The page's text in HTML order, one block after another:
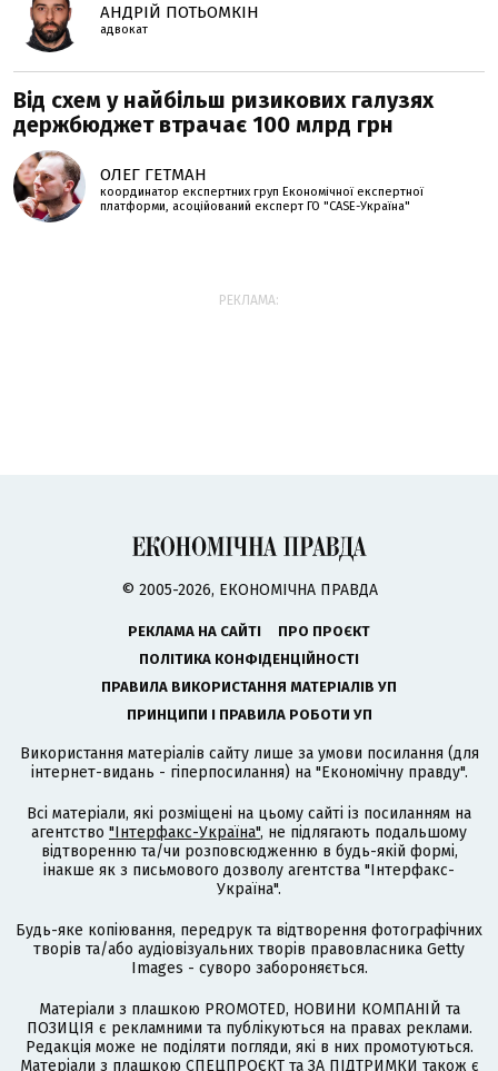
АНДРІЙ ПОТЬОМКІН
адвокат
Від схем у найбільш ризикових галузях
держбюджет втрачає 100 млрд грн
ОЛЕГ ГЕТМАН
координатор експертних груп Економічної експертної
платформи, асоційований експерт ГО "CASE-Україна"
РЕКЛАМА:
© 2005-2026, ЕКОНОМІЧНА ПРАВДА
РЕКЛАМА НА САЙТІ
ПРО ПРОЄКТ
ПОЛІТИКА КОНФІДЕНЦІЙНОСТІ
ПРАВИЛА ВИКОРИСТАННЯ МАТЕРІАЛІВ УП
ПРИНЦИПИ І ПРАВИЛА РОБОТИ УП
Використання матеріалів сайту лише за умови посилання (для
інтернет-видань - гіперпосилання) на "Економічну правду".
Всі матеріали, які розміщені на цьому сайті із посиланням на
агентство "Інтерфакс-Україна", не підлягають подальшому
відтворенню та/чи розповсюдженню в будь-якій формі,
інакше як з письмового дозволу агентства "Інтерфакс-
Україна".
Будь-яке копіювання, передрук та відтворення фотографічних
творів та/або аудіовізуальних творів правовласника Getty
Images - суворо забороняється.
Матеріали з плашкою PROMOTED, НОВИНИ КОМПАНІЙ та
ПОЗИЦІЯ є рекламними та публікуються на правах реклами.
Редакція може не поділяти погляди, які в них промотуються.
Матеріали з плашкою СПЕЦПРОЄКТ та ЗА ПІДТРИМКИ також є